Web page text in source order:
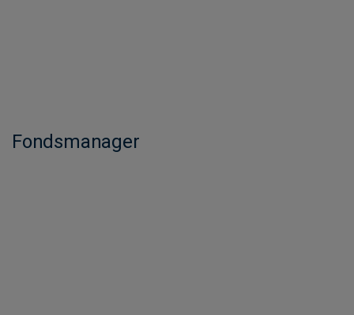
Fondsmanager​​​​​​​​​​​​​​​​​​​​